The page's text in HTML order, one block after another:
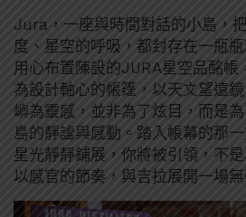
Jura，一座與時間對話的小島，
度、星空的呼吸，都封存在一瓶
用心布置陳設的JURA星空品酩帳
為設計軸心的帳篷，以天文望遠
嶼為靈感，並非為了炫目，而是
島的靜謐與感動。踏入帳幕的那
星光靜靜鋪展，你將被引領，不
以感官的節奏，與吉拉展開一場無